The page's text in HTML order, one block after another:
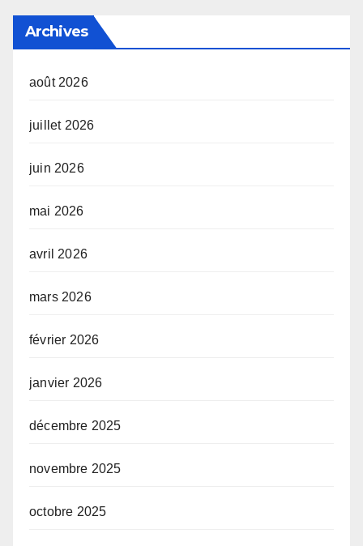
Archives
août 2026
juillet 2026
juin 2026
mai 2026
avril 2026
mars 2026
février 2026
janvier 2026
décembre 2025
novembre 2025
octobre 2025